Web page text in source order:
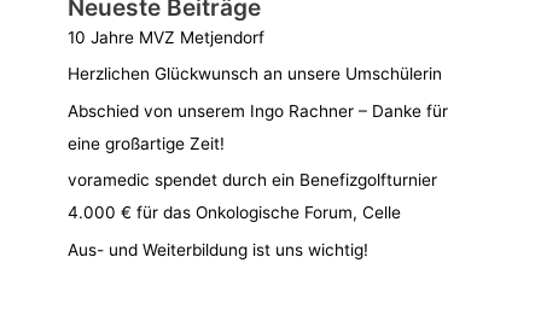
Neueste Beiträge
10 Jahre MVZ Metjendorf
Herzlichen Glückwunsch an unsere Umschülerin
Abschied von unserem Ingo Rachner – Danke für
eine großartige Zeit!
voramedic spendet durch ein Benefizgolfturnier
4.000 € für das Onkologische Forum, Celle
Aus- und Weiterbildung ist uns wichtig!